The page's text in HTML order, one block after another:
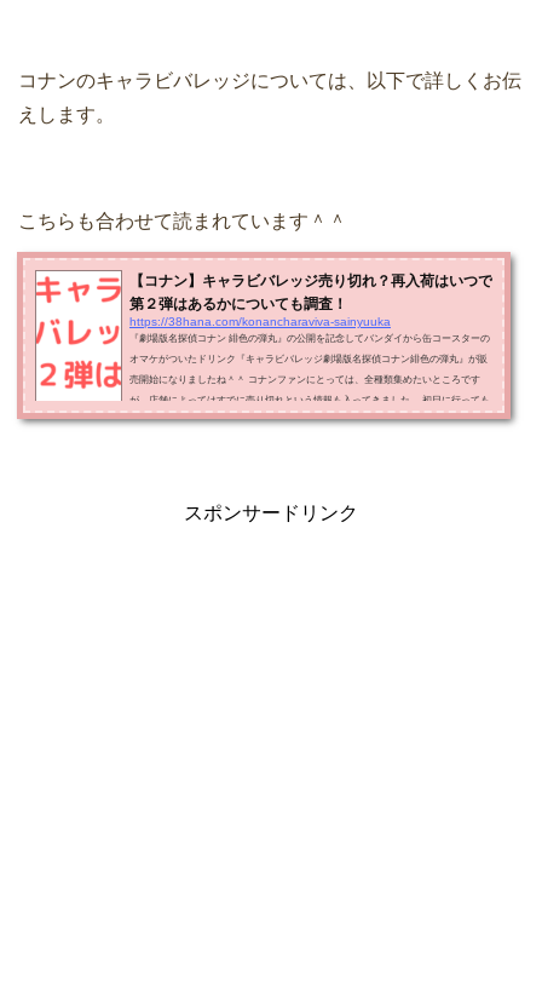
コナンのキャラビバレッジについては、以下で詳しくお伝
えします。
こちらも合わせて読まれています＾＾
【コナン】キャラビバレッジ売り切れ？再入荷はいつで
第２弾はあるかについても調査！
https://38hana.com/konancharaviva-sainyuuka
『劇場版名探偵コナン 緋色の弾丸』の公開を記念してバンダイから缶コースターの
オマケがついたドリンク『キャラビバレッジ劇場版名探偵コナン緋色の弾丸』が販
売開始になりましたね＾＾ コナンファンにとっては、全種類集めたいところです
が、店舗によってはすでに売り切れという情報も入ってきました。 初日に行っても
すでに無かったという声もあるようです。 そこで今回は、コナンのキャラビバレッ
スポンサードリンク